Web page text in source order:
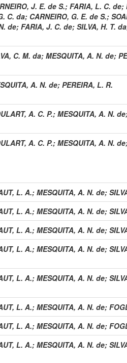
J. E. de S.; FARIA, L. C. de;
C. da; CARNEIRO, G. E. de S.;
de; FARIA, J. C. de; SILVA, H. T. da
C. M. da; MESQUITA, A. N. de;
A. N. de; PEREIRA, L. R.
A. C. P.; MESQUITA, A. N. de
A. C. P.; MESQUITA, A. N. de
L. A.; MESQUITA, A. N. de;
L. A.; MESQUITA, A. N. de;
L. A.; MESQUITA, A. N. de;
L. A.; MESQUITA, A. N. de;
L. A.; MESQUITA, A. N. de;
L. A.; MESQUITA, A. N. de;
L. A.; MESQUITA, A. N. de;
L. A.; MESQUITA, A. N. de;